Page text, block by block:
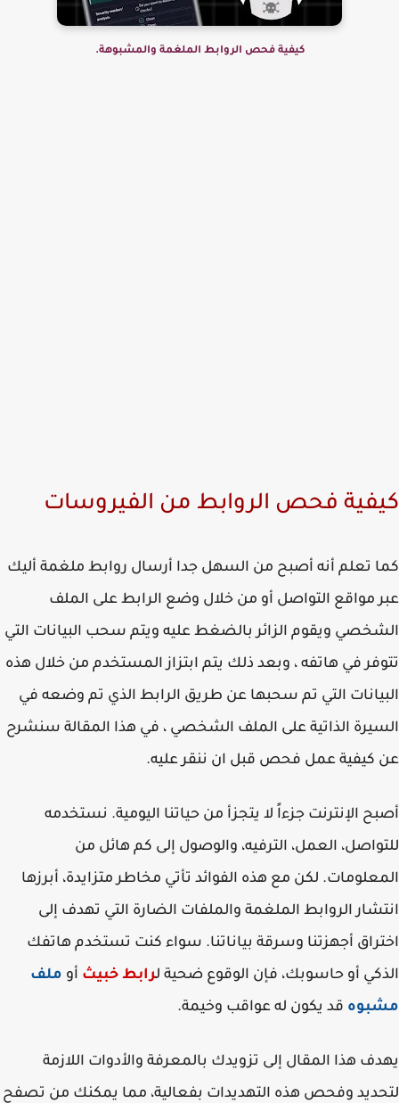
كيفية فحص الروابط الملغمة والمشبوهة.
فحص الروابط من الفيروسات
تعلم أنه أصبح من السهل جدا أرسال روابط ملغمة أليك
مواقع التواصل أو من خلال وضع الرابط على الملف
ويقوم الزائر بالضغط عليه ويتم سحب البيانات التي
في هاتفه ، وبعد ذلك يتم ابتزاز المستخدم من خلال هذه
التي تم سحبها عن طريق الرابط الذي تم وضعه في
الذاتية على الملف الشخصي ، في هذا المقالة سنشرح
كيفية عمل فحص قبل ان ننقر عليه.
الإنترنت جزءاً لا يتجزأ من حياتنا اليومية. نستخدمه
العمل، الترفيه، والوصول إلى كم هائل من
لكن مع هذه الفوائد تأتي مخاطر متزايدة، أبرزها
الروابط الملغمة والملفات الضارة التي تهدف إلى
أجهزتنا وسرقة بياناتنا. سواء كنت تستخدم هاتفك
أو حاسوبك، فإن الوقوع ضحية لرابط خبيثأو ملف
قد يكون له عواقب وخيمة.
هذا المقال إلى تزويدك بالمعرفة والأدوات اللازمة
وفحص هذه التهديدات بفعالية، مما يمكنك من تصفح